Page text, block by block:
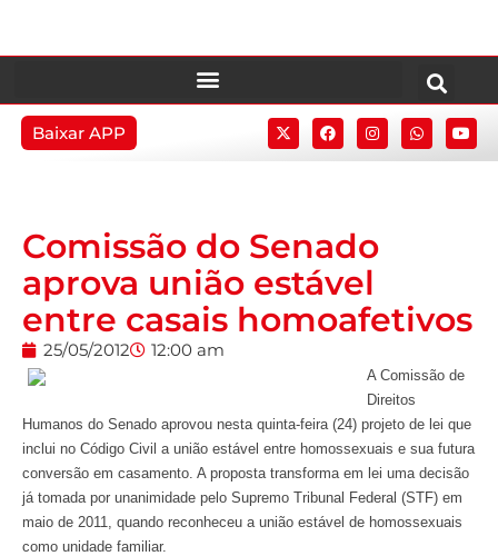
Baixar APP
Comissão do Senado
aprova união estável
entre casais homoafetivos
25/05/2012 12:00 am
A Comissão de
Direitos
Humanos do Senado aprovou nesta quinta-feira (24) projeto de lei que
inclui no Código Civil a união estável entre homossexuais e sua futura
conversão em casamento. A proposta transforma em lei uma decisão
já tomada por unanimidade pelo Supremo Tribunal Federal (STF) em
maio de 2011, quando reconheceu a união estável de homossexuais
como unidade familiar.